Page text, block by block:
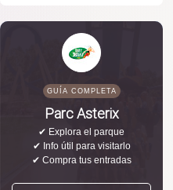
GUÍA COMPLETA
Parc Asterix
✔ Explora el parque
✔ Info útil para visitarlo
✔ Compra tus entradas